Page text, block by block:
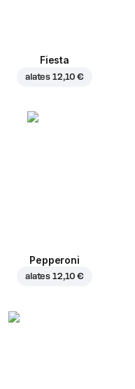
Fiesta
alates 12,10 €
Pepperoni
alates 12,10 €